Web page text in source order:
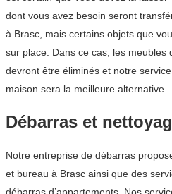
dont vous avez besoin seront
à Brasc, mais certains objets que
sur place. Dans ce cas, les meubles
devront être éliminés et notre
maison sera la meilleure alternative.
Débarras et
Notre entreprise de débarras
et bureau à Brasc ainsi que des